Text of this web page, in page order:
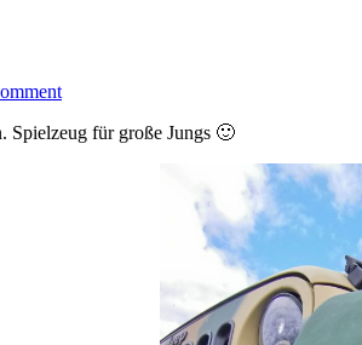
Spielzeug für große Jungs 🙂